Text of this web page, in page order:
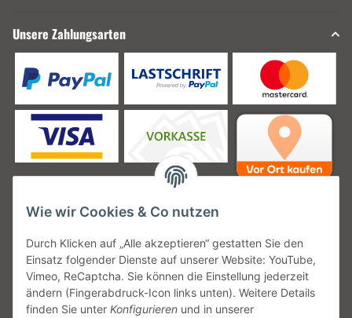
Unsere Zahlungsarten
Unsere Versanddienstleister
Wie wir Cookies & Co nutzen
Durch Klicken auf „Alle akzeptieren“ gestatten Sie den
Einsatz folgender Dienste auf unserer Website: YouTube,
Vimeo, ReCaptcha. Sie können die Einstellung jederzeit
ändern (Fingerabdruck-Icon links unten). Weitere Details
finden Sie unter Konfigurieren und in unserer